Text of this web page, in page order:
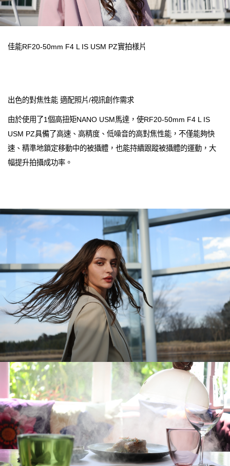
佳能RF20-50mm F4 L IS USM PZ實拍樣片
出色的對焦性能 適配照片/視訊創作需求
由於使用了1個高扭矩NANO USM馬達，使RF20-50mm F4 L IS
USM PZ具備了高速、高精度、低噪音的高對焦性能，不僅能夠快
速、精準地鎖定移動中的被攝體，也能持續跟蹤被攝體的運動，大
幅提升拍攝成功率。